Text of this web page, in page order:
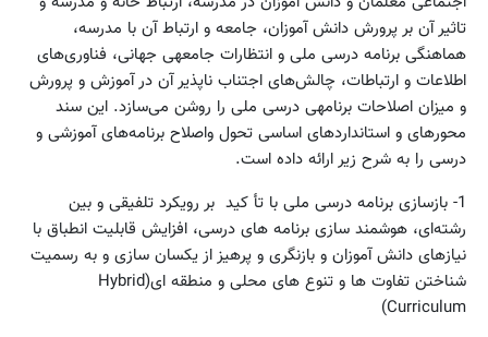
تاثیر آن بر پرورش‌ دانش آموزان، جامعه‌ و ارتباط‌ آن‌ با مدرسه‌،
هماهنگی‌ برنامه درسی ملی و انتظارات‌ جامعه‏ی‌ جهانی‌، فناوری‌های‌
اطلاعات‌ و ارتباطات‌، چالش‌های‌ اجتناب‌ ناپذیر آن‌ در آموزش‌ و پرورش‌
و میزان‌ اصلاحات‌ برنامه‏ی‌ درسی‌ ملی‌ را روشن‌ می‌سازد. این سند
محورهای و استانداردهای‌ اساسی‌ تحول واصلاح‌ برنامه‌های‌ آموزشی و
درسی‌ را به شرح‌ زیر ارائه داده است.
1- بازسازی برنامه درسی ملی با تأ کید بر رویکرد‌ تلفیقی‌ و بین‌
رشته‌ای، هوشمند سازی برنامه های درسی، افزایش قابلیت انطباق با
نیازهای دانش آموزان و بازنگری و پرهیز از یکسان سازی و به رسمیت
شناختن تفاوت ها و تنوع های محلی و منطقه ای(Hybrid
Curriculum)